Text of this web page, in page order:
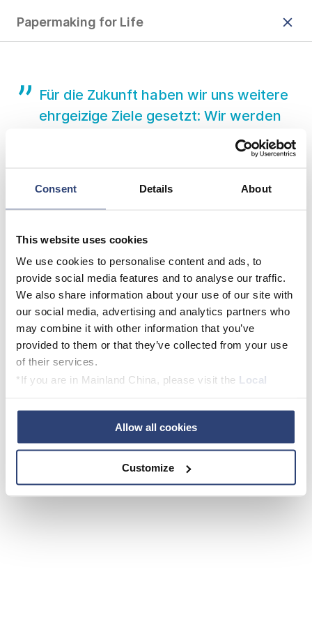
Consent Details About
This website uses cookies
We use cookies to personalise content and ads, to
provide social media features and to analyse our traffic.
We also share information about your use of our site with
our social media, advertising and analytics partners who
may combine it with other information that you’ve
provided to them or that they’ve collected from your use
of their services.
*If you are in Mainland China, please visit the Local
Allow all cookies
Customize
Papermaking for Life
Für die Zukunft haben wir uns weitere
ehrgeizige Ziele gesetzt: Wir werden
weiter an den Themen Wasser und
Abfall arbeiten, unser NetZero-
verstärkte Einsatz erneuerbarer
Energien, die Steigerung der
Energieeffizienz und die
Eigenerzeugung erneuerbarer Energie.
Sophie Alice Fischer, Sustainability Manager
Voith Paper